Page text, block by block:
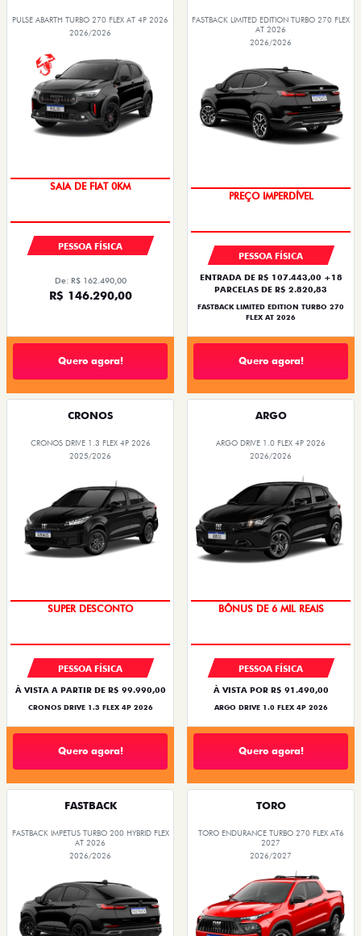
PULSE ABARTH TURBO 270 FLEX AT 4P 2026
2026/2026
PESSOA FÍSICA
De: R$ 162.490,00
R$ 146.290,00
Quero agora!
FASTBACK LIMITED EDITION TURBO 270 FLEX
AT 2026
2026/2026
PESSOA FÍSICA
ENTRADA DE R$ 107.443,00 +18
PARCELAS DE R$ 2.820,83
FASTBACK LIMITED EDITION TURBO 270
FLEX AT 2026
Quero agora!
CRONOS
CRONOS DRIVE 1.3 FLEX 4P 2026
2025/2026
PESSOA FÍSICA
À VISTA A PARTIR DE R$ 99.990,00
CRONOS DRIVE 1.3 FLEX 4P 2026
Quero agora!
ARGO
ARGO DRIVE 1.0 FLEX 4P 2026
2026/2026
PESSOA FÍSICA
À VISTA POR R$ 91.490,00
ARGO DRIVE 1.0 FLEX 4P 2026
Quero agora!
FASTBACK
FASTBACK IMPETUS TURBO 200 HYBRID FLEX
AT 2026
2026/2026
TORO
TORO ENDURANCE TURBO 270 FLEX AT6
2027
2026/2027